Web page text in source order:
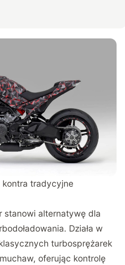
kontra tradycyjne
stanowi alternatywę dla
Działa w
turbosprężarek
oferując kontrolę